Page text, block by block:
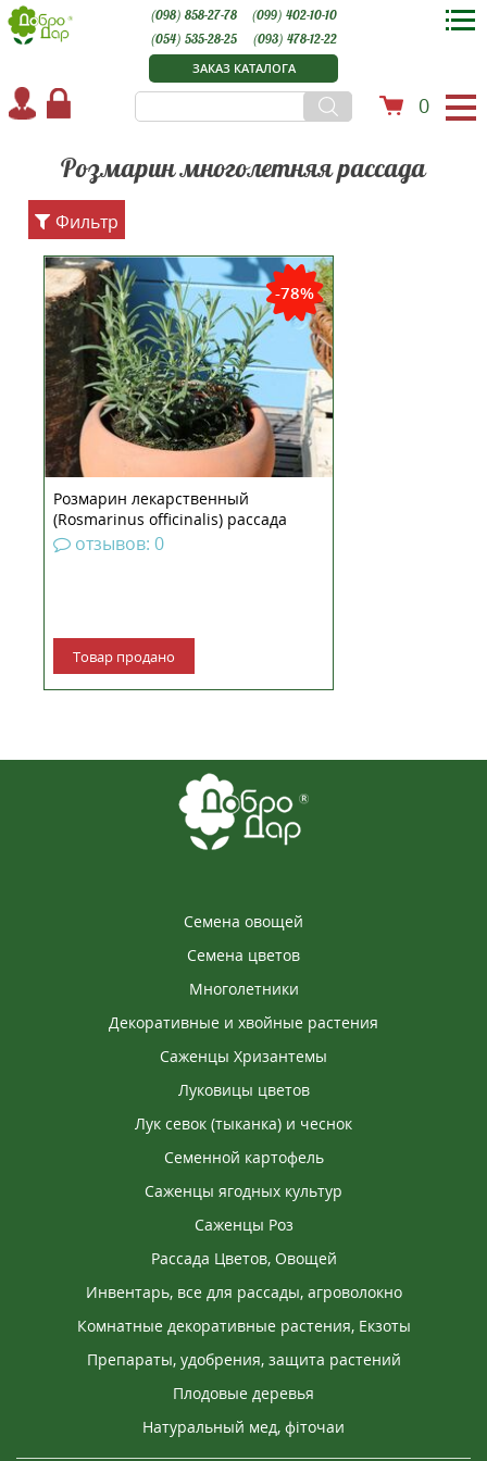
ЗАКАЗ КАТАЛОГА
0
(098) 858-27-78
(099) 402-10-10
(054) 535-28-25
(093) 478-12-22
Розмарин многолетняя рассада
-78%
Розмарин лекарственный — вид
полукустарниковых и
кустарниковых вечнозеленых
растений рода Розмарин
(Rosmarinus) семейства
Яснотковые (Lamiaceae). В 1813
году высажен на территории
Никитского ботанического сада и
с тех пор во...
Розмарин лекарственный
(Rosmarinus officinalis) рассада
отзывов: 0
Товар продано
Фильтр
Семена овощей
Семена цветов
Многолетники
Декоративные и хвойные растения
Саженцы Хризантемы
Луковицы цветов
Лук севок (тыканка) и чеснок
Семенной картофель
Саженцы ягодных культур
Саженцы Роз
Рассада Цветов, Овощей
Инвентарь, все для рассады, агроволокно
Комнатные декоративные растения, Екзоты
Препараты, удобрения, защита растений
Плодовые деревья
Натуральный мед, фіточаи